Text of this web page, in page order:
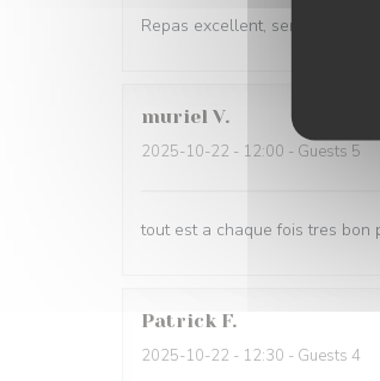
Repas excellent, serveuses très
muriel V
2025-10-22 - 12:00 - Guests 5
tout est a chaque fois tres bon
Patrick F
2025-10-22 - 12:30 - Guests 4